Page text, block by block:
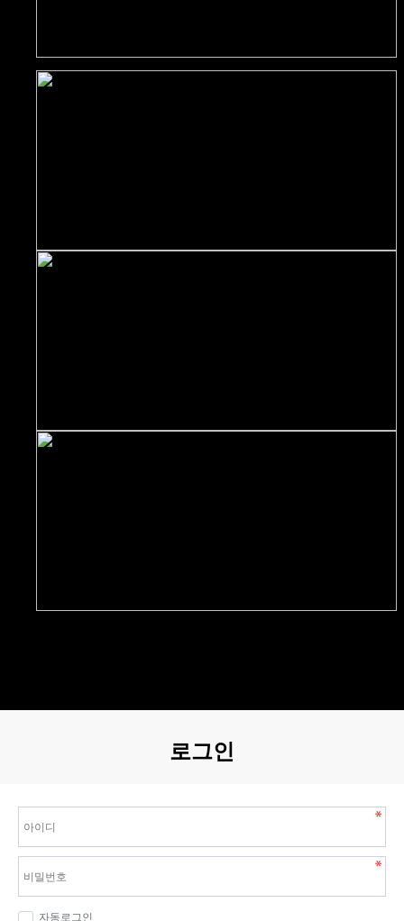
로그인
자동로그인